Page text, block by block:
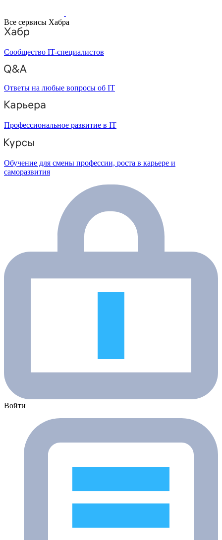
Все сервисы Хабра
Сообщество IT-специалистов
Ответы на любые вопросы об IT
Профессиональное развитие в IT
Обучение для смены профессии, роста в карьере и
саморазвития
Войти